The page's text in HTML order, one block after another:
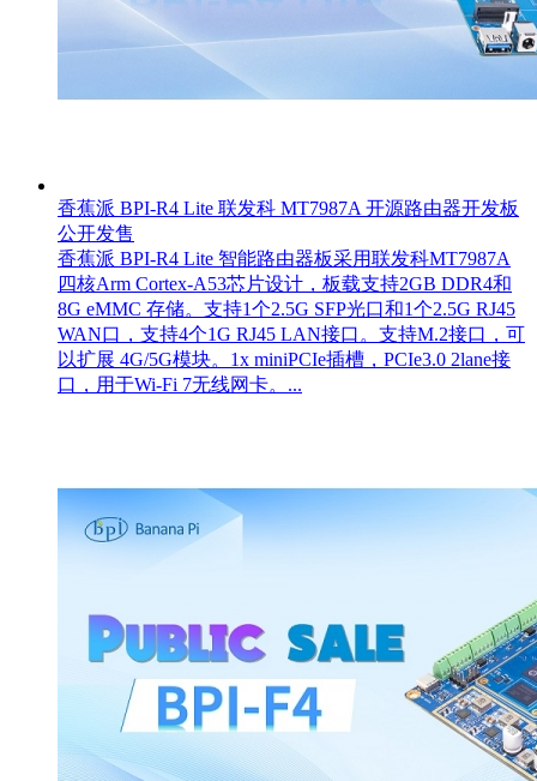
香蕉派 BPI-R4 Lite 联发科 MT7987A 开源路由器开发板
公开发售
香蕉派 BPI-R4 Lite 智能路由器板采用联发科MT7987A
四核Arm Cortex-A53芯片设计，板载支持2GB DDR4和
8G eMMC 存储。支持1个2.5G SFP光口和1个2.5G RJ45
WAN口，支持4个1G RJ45 LAN接口。支持M.2接口，可
以扩展 4G/5G模块。1x miniPCIe插槽，PCIe3.0 2lane接
口，用于Wi-Fi 7无线网卡。...